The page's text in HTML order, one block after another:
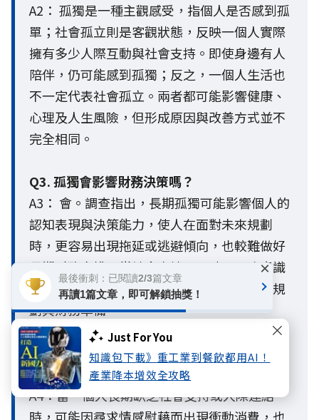
Just For You
知識包下載》重工業到餐飲都用AI！
產業降本增效全攻略
A2： 孤獨是一種主觀感受，指個人是否感到孤
單；社會孤立則是客觀狀態，反映一個人實際
擁有多少人際互動與社會支持。即使身邊有人
陪伴，仍可能感到孤獨；反之，一個人生活也
不一定代表社會孤立。兩者都可能影響健康、
心理及人生風險，但形成原因與改善方式並不
完全相同。
Q3. 孤獨會影響財務決策嗎？
A3： 會。調查指出，長期孤獨可能影響個人的
認知表現與決策能力，使人在面對未來規劃
時，更容易出現拖延或逃避傾向，也較難做好
長期財務安排。當社會支持不足時，風險意識
與實際行動之間也可能出現落差，影響保障規
劃與財務準備。
Q4. 為什麼孤獨容易增加衝動消費或詐騙風
險？
A4：當一個人長期缺乏社會支持或人際連結
最後衝刺：已閱讀2/3篇文章
再讀1篇文章，即可解鎖抽獎！
×